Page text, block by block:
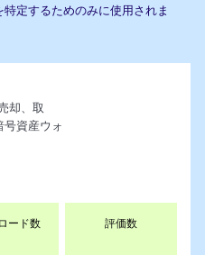
定するためのみに使用されま
却、取
号資産ウォ
ード数 評価数